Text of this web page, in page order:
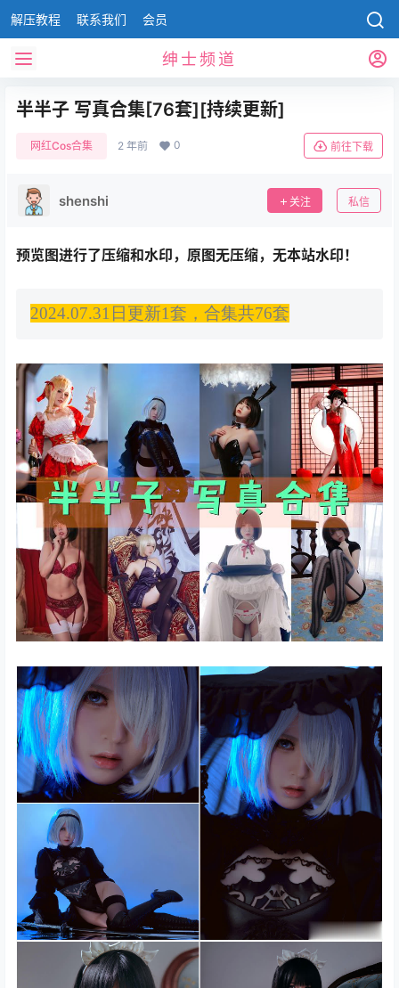
解压教程 联系我们 会员
绅士频道
半半子 写真合集[76套][持续更新]
网红Cos合集 2 年前 0 前往下载
shenshi 关注 私信
预览图进行了压缩和水印，原图无压缩，无本站水印！
2024.07.31日更新1套，合集共76套